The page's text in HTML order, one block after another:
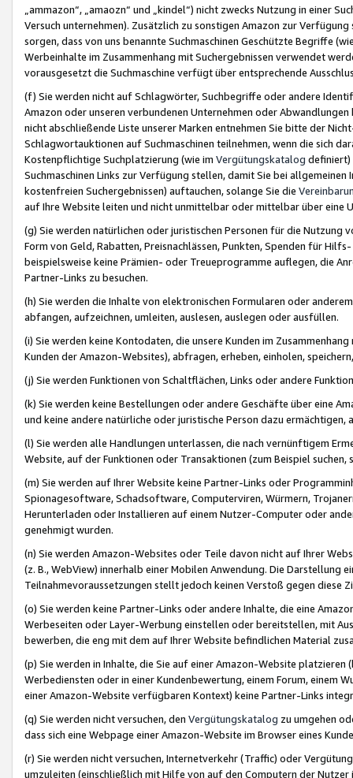
„ammazon“, „amaozn“ und „kindel“) nicht zwecks Nutzung in einer
Versuch unternehmen). Zusätzlich zu sonstigen Amazon zur
sorgen, dass von uns benannte Suchmaschinen Geschützte Begriffe
Werbeinhalte im Zusammenhang mit Suchergebnissen verwendet
vorausgesetzt die Suchmaschine verfügt über entsprechende
(f) Sie werden nicht auf Schlagwörter, Suchbegriffe oder andere
Amazon oder unseren verbundenen Unternehmen oder
nicht abschließende Liste unserer Marken entnehmen Sie bitte der
Schlagwortauktionen auf Suchmaschinen teilnehmen, wenn die sich
Kostenpflichtige Suchplatzierung (wie im Vergütungskatalog definiert)
Suchmaschinen Links zur Verfügung stellen, damit Sie bei
kostenfreien Suchergebnissen) auftauchen, solange Sie die
auf Ihre Website leiten und nicht unmittelbar oder mittelbar über eine
(g) Sie werden natürlichen oder juristischen Personen für die Nutzung
Form von Geld, Rabatten, Preisnachlässen, Punkten, Spenden für
beispielsweise keine Prämien- oder Treueprogramme auflegen, die
Partner-Links zu besuchen.
(h) Sie werden die Inhalte von elektronischen Formularen oder
abfangen, aufzeichnen, umleiten, auslesen, auslegen oder ausfüllen.
(i) Sie werden keine Kontodaten, die unsere Kunden im
Kunden der Amazon-Websites), abfragen, erheben, einholen,
(j) Sie werden Funktionen von Schaltflächen, Links oder andere
(k) Sie werden keine Bestellungen oder andere Geschäfte über eine
und keine andere natürliche oder juristische Person dazu
(l) Sie werden alle Handlungen unterlassen, die nach vernünftigem
Website, auf der Funktionen oder Transaktionen (zum Beispiel
(m) Sie werden auf Ihrer Website keine Partner-Links oder
Spionagesoftware, Schadsoftware, Computerviren, Würmern,
Herunterladen oder Installieren auf einem Nutzer-Computer oder
genehmigt wurden.
(n) Sie werden Amazon-Websites oder Teile davon nicht auf Ihrer
(z. B., WebView) innerhalb einer Mobilen Anwendung. Die Darstellung
Teilnahmevoraussetzungen stellt jedoch keinen Verstoß gegen diese
(o) Sie werden keine Partner-Links oder andere Inhalte, die eine
Werbeseiten oder Layer-Werbung einstellen oder bereitstellen, mit
bewerben, die eng mit dem auf Ihrer Website befindlichen Material
(p) Sie werden in Inhalte, die Sie auf einer Amazon-Website
Werbediensten oder in einer Kundenbewertung, einem Forum, einem
einer Amazon-Website verfügbaren Kontext) keine Partner-Links
(q) Sie werden nicht versuchen, den Vergütungskatalog zu umgehen
dass sich eine Webpage einer Amazon-Website im Browser eines
(r) Sie werden nicht versuchen, Internetverkehr (Traffic) oder
umzuleiten (einschließlich mit Hilfe von auf den Computern der